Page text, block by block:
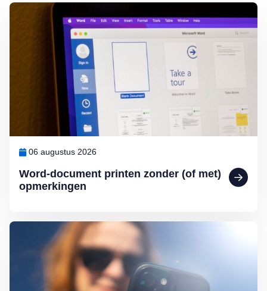
Word-document printen zonder (of met)
opmerkingen
06 augustus 2026
Lees meer over Word-document printen zonder (of met)
Lees meer over Slecht leesbaar scherm in de zon: zo los je het op